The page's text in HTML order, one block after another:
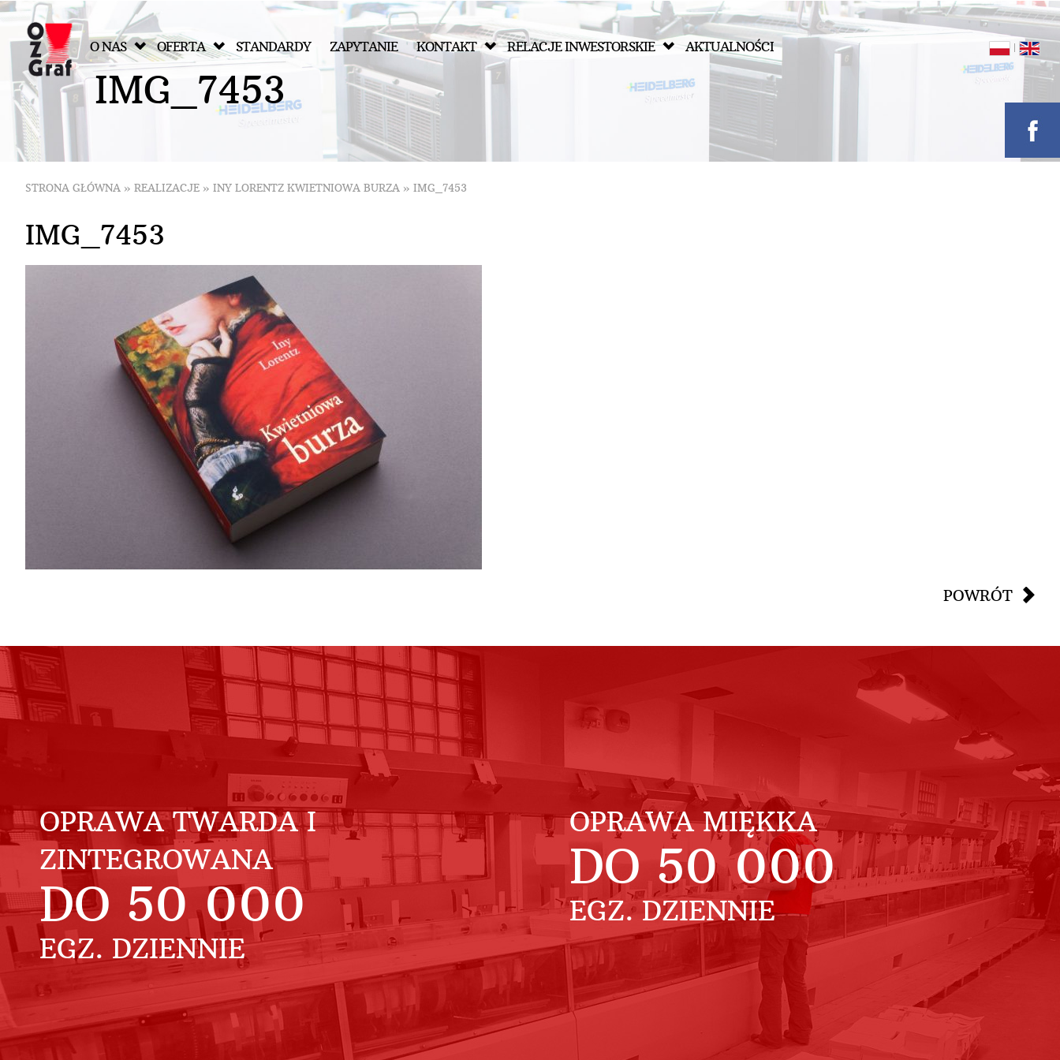
O NAS OFERTA STANDARDY ZAPYTANIE KONTAKT RELACJE INWESTORSKIE AKTUALNOŚCI
IMG 7453
STRONA GŁÓWNA » REALIZACJE » INY LORENTZ KWIETNIOWA BURZA » IMG_7453
IMG_7453
POWRÓT
OPRAWA TWARDA I
ZINTEGROWANA
DO 50 000
EGZ. DZIENNIE
OPRAWA MIĘKKA
DO 50 000
EGZ. DZIENNIE